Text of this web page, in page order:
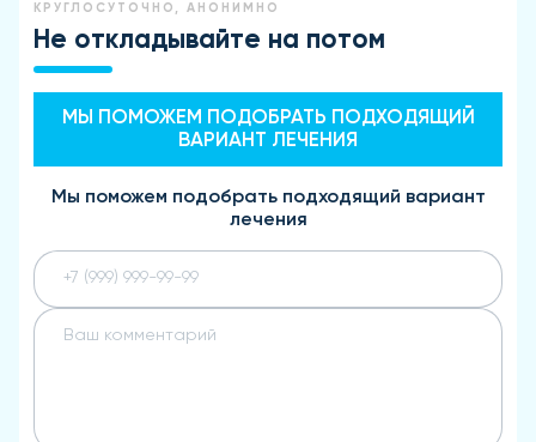
КРУГЛОСУТОЧНО, АНОНИМНО
Не откладывайте на потом
МЫ ПОМОЖЕМ ПОДОБРАТЬ ПОДХОДЯЩИЙ
ВАРИАНТ ЛЕЧЕНИЯ
Мы поможем подобрать подходящий вариант
лечения